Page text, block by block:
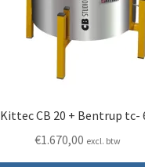
Kittec CB 20 + Bentrup tc-
€1.670,00 excl. btw